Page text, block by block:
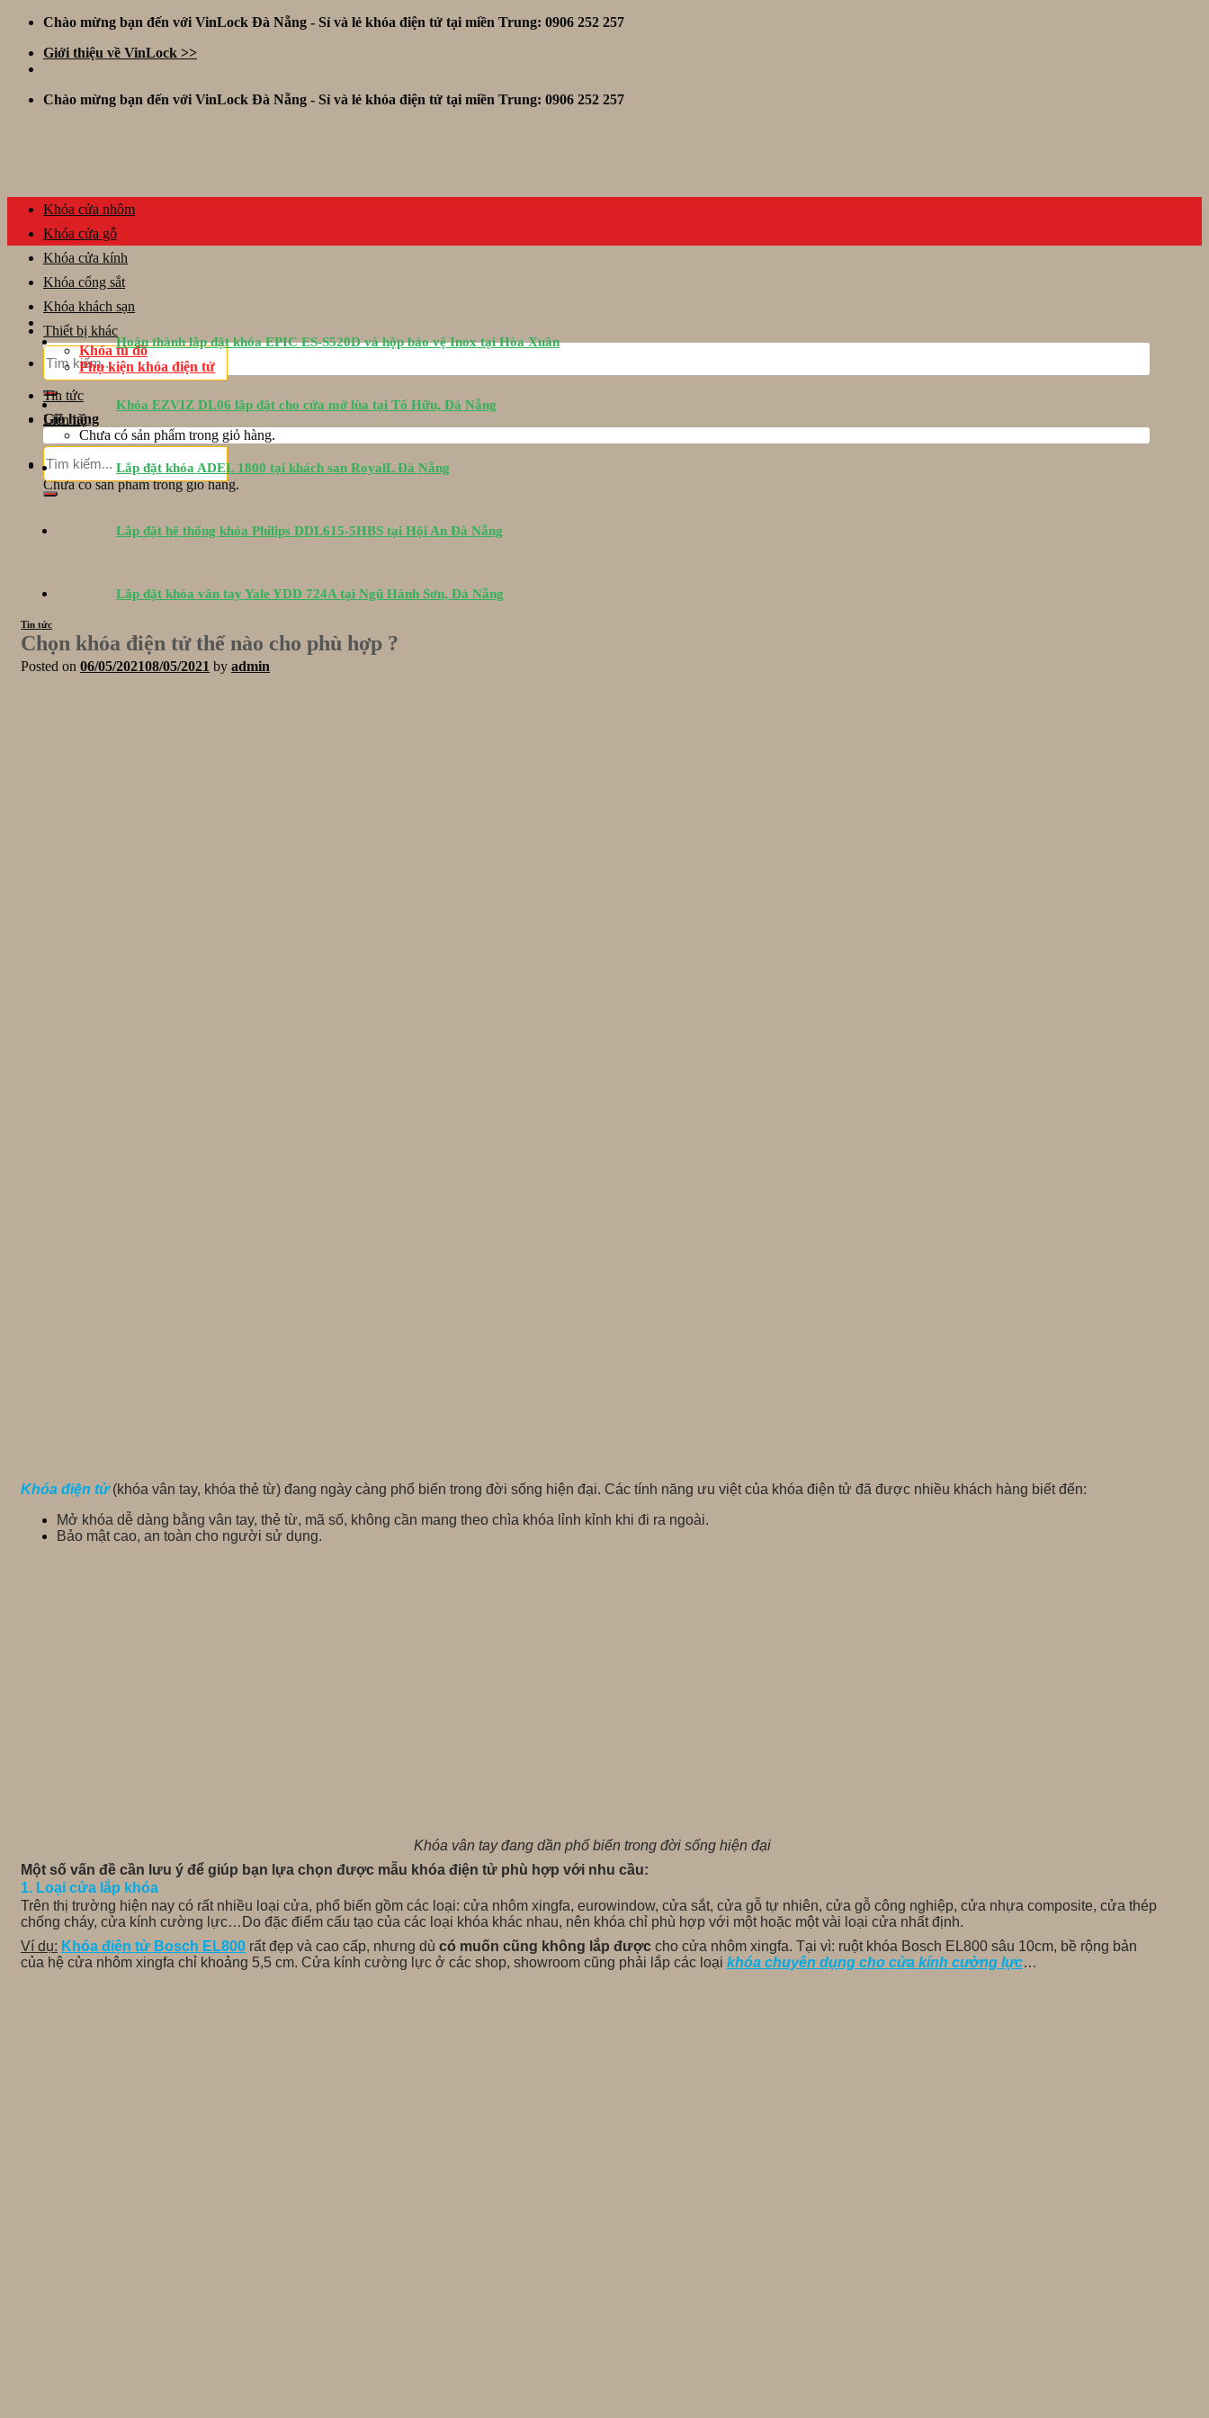
Skip
content
Chào mừng bạn đến với VinLock Đà Nẵng - Sỉ và lẻ khóa điện tử tại miền Trung: 0906 252 257
Giới thiệu về VinLock >>
Chào mừng bạn đến với VinLock Đà Nẵng - Sỉ và lẻ khóa điện tử tại miền Trung: 0906 252 257
Tìm
kiếm:
Giỏ hàng
Chưa có sản phẩm trong giỏ hàng.
Giỏ hàng
Chưa có sản phẩm trong giỏ hàng.
Khóa cửa nhôm
Khóa cửa gỗ
Khóa cửa kính
Khóa cổng sắt
Khóa khách sạn
Thiết bị khác
Khóa tủ đồ
Phụ kiện khóa điện tử
Tin tức
Liên hệ
Tìm
kiếm:
Hoàn thành lắp đặt khóa EPIC ES-S520D và hộp bảo vệ Inox tại Hòa Xuân
Khóa EZVIZ DL06 lắp đặt cho cửa mở lùa tại Tố Hữu, Đà Nẵng
Lắp đặt khóa ADEL 1800 tại khách sạn RoyalL Đà Nẵng
Lắp đặt hệ thống khóa Philips DDL615-5HBS tại Hội An Đà Nẵng
Lắp đặt khóa vân tay Yale YDD 724A tại Ngũ Hành Sơn, Đà Nẵng
Tin tức
Chọn khóa điện tử thế nào cho phù hợp ?
Posted on 06/05/202108/05/2021 by admin
Khóa điện tử(khóa vân tay, khóa thẻ từ) đang ngày càng phổ biến trong đời sống hiện đại. Các tính năng ưu việt của khóa điện tử đã được nhiều khách hàng biết đến:
Mở khóa dễ dàng bằng vân tay, thẻ từ, mã số, không cần mang theo chìa khóa lỉnh kỉnh khi đi ra ngoài.
Bảo mật cao, an toàn cho người sử dụng.
Khóa vân tay đang dần phổ biến trong đời sống hiện đại
Một số vấn đề cần lưu ý để giúp bạn lựa chọn được mẫu khóa điện tử phù hợp với nhu cầu:
1. Loại cửa lắp khóa
Trên thị trường hiện nay có rất nhiều loại cửa, phổ biến gồm các loại: cửa nhôm xingfa, eurowindow, cửa sắt, cửa gỗ tự nhiên, cửa gỗ công nghiệp, cửa nhựa composite, cửa thép
chống cháy, cửa kính cường lực…Do đặc điểm cấu tạo của các loại khóa khác nhau, nên khóa chỉ phù hợp với một hoặc một vài loại cửa nhất định.
Ví dụ: Khóa điện tử Bosch EL800 rất đẹp và cao cấp, nhưng dù có muốn cũng không lắp được cho cửa nhôm xingfa. Tại vì: ruột khóa Bosch EL800 sâu 10cm, bề rộng bản
của hệ cửa nhôm xingfa chỉ khoảng 5,5 cm. Cửa kính cường lực ở các shop, showroom cũng phải lắp các loại khóa chuyên dụng cho cửa kính cường lực…